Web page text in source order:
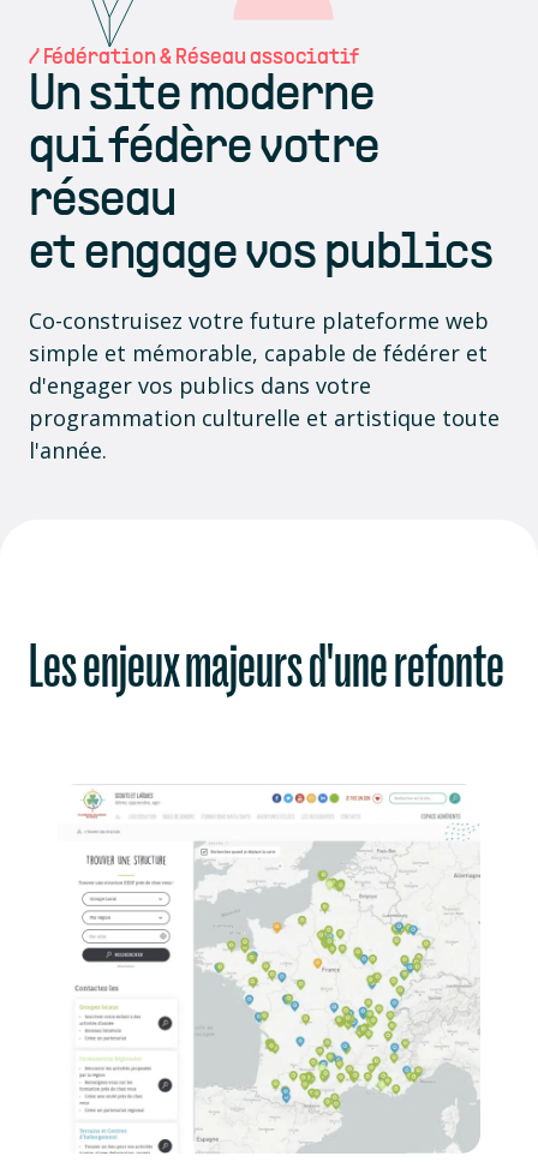
/ Fédération & Réseau associatif
Un site moderne
qui fédère votre
réseau
et engage vos publics
Co-construisez votre future plateforme web
simple et mémorable, capable de fédérer et
d'engager vos publics dans votre
programmation culturelle et artistique toute
l'année.
Les enjeux majeurs d'une refonte